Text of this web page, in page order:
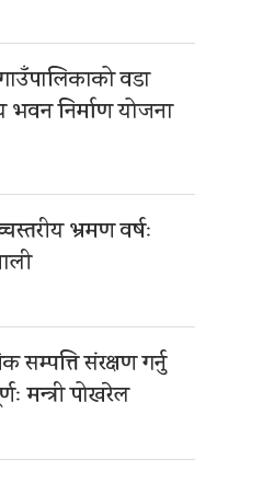
वडा
भवन निर्माण योजना
भ्रमण वर्षः
सम्पत्ति संरक्षण गर्नु
मन्त्री पोखरेल